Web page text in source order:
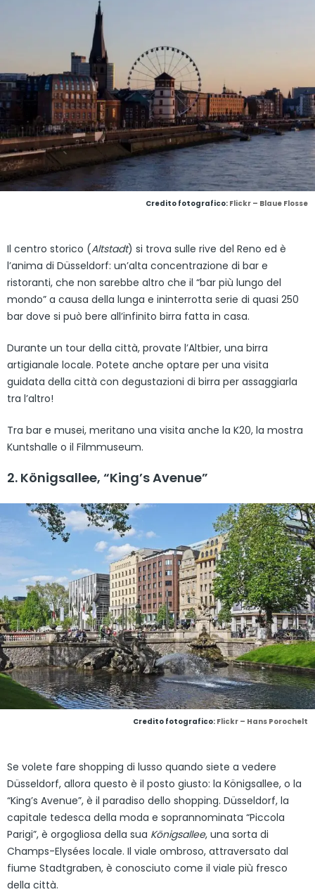
Credito fotografico: Flickr – Blaue Flosse
Il centro storico (Altstadt) si trova sulle rive del Reno ed è
l’anima di Düsseldorf: un’alta concentrazione di bar e
ristoranti, che non sarebbe altro che il “bar più lungo del
mondo” a causa della lunga e ininterrotta serie di quasi 250
bar dove si può bere all’infinito birra fatta in casa.
Durante un tour della città, provate l’Altbier, una birra
artigianale locale. Potete anche optare per una visita
guidata della città con degustazioni di birra per assaggiarla
tra l’altro!
Tra bar e musei, meritano una visita anche la K20, la mostra
Kuntshalle o il Filmmuseum.
2. Königsallee, “King’s Avenue”
Credito fotografico: Flickr – Hans Porochelt
Se volete fare shopping di lusso quando siete a vedere
Düsseldorf, allora questo è il posto giusto: la Königsallee, o la
“King’s Avenue”, è il paradiso dello shopping. Düsseldorf, la
capitale tedesca della moda e soprannominata “Piccola
Parigi”, è orgogliosa della sua Königsallee, una sorta di
Champs-Elysées locale. Il viale ombroso, attraversato dal
fiume Stadtgraben, è conosciuto come il viale più fresco
della città.